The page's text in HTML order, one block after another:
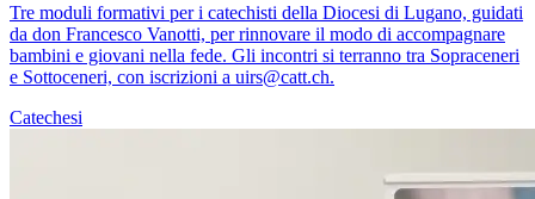
Tre moduli formativi per i catechisti della Diocesi di Lugano, guidati
da don Francesco Vanotti, per rinnovare il modo di accompagnare
bambini e giovani nella fede. Gli incontri si terranno tra Sopraceneri
e Sottoceneri, con iscrizioni a uirs@catt.ch.
Catechesi